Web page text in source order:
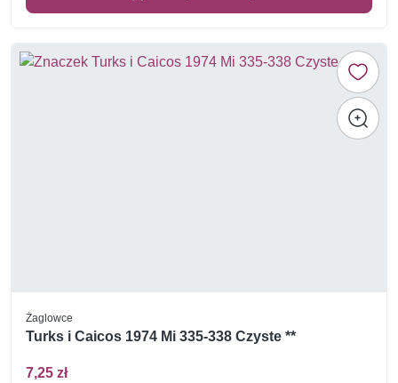
Żaglowce
Turks i Caicos 1974 Mi 335-338 Czyste **
7,25 zł